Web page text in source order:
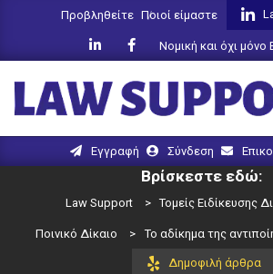
Προβληθείτε Ποιοί είμαστε
Νομική και όχι
LAW
SUPPORT
Navigation
Εγγραφή Σύνδεση
Βρίσκεστε εδώ:
Law Support > Τομείς Ειδίκευσης
Ποινικό Δίκαιο > Το αδίκημα της
Δημοφιλή άρθρα